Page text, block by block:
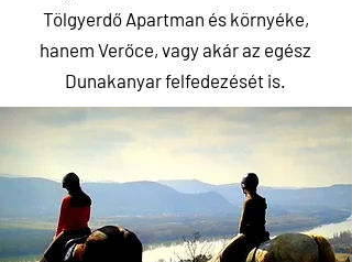
Tölgyerdő Apartman és környéke,
hanem Verőce, vagy akár az egész
Dunakanyar felfedezését is.